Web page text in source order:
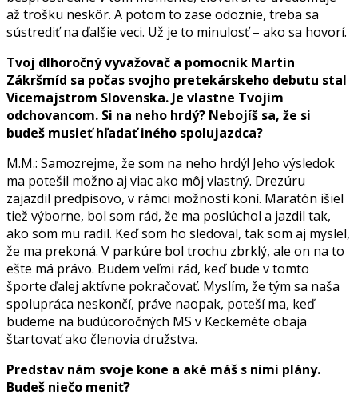
až trošku neskôr. A potom to zase odoznie, treba sa
sústrediť na ďalšie veci. Už je to minulosť – ako sa hovorí.
Tvoj dlhoročný vyvažovač a pomocník Martin
Zákršmíd sa počas svojho pretekárskeho debutu stal
Vicemajstrom Slovenska. Je vlastne Tvojim
odchovancom. Si na neho hrdý? Nebojíš sa, že si
budeš musieť hľadať iného spolujazdca?
M.M.: Samozrejme, že som na neho hrdý! Jeho výsledok
ma potešil možno aj viac ako môj vlastný. Drezúru
zajazdil predpisovo, v rámci možností koní. Maratón išiel
tiež výborne, bol som rád, že ma poslúchol a jazdil tak,
ako som mu radil. Keď som ho sledoval, tak som aj myslel,
že ma prekoná. V parkúre bol trochu zbrklý, ale on na to
ešte má právo. Budem veľmi rád, keď bude v tomto
športe ďalej aktívne pokračovať. Myslím, že tým sa naša
spolupráca neskončí, práve naopak, poteší ma, keď
budeme na budúcoročných MS v Keckeméte obaja
štartovať ako členovia družstva.
Predstav nám svoje kone a aké máš s nimi plány.
Budeš niečo meniť?